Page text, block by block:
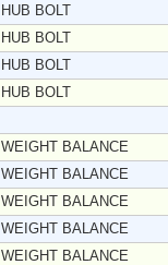
HUB BOLT
HUB BOLT
HUB BOLT
HUB BOLT
WEIGHT BALANCE
WEIGHT BALANCE
WEIGHT BALANCE
WEIGHT BALANCE
WEIGHT BALANCE